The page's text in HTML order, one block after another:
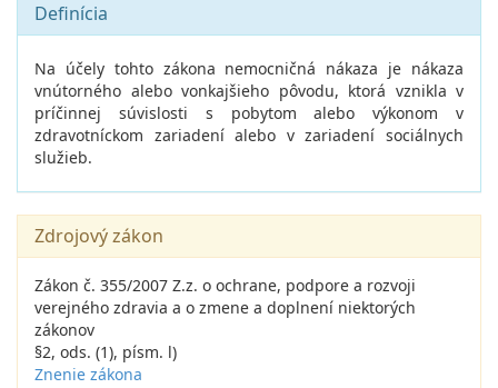
Definícia
Na účely tohto zákona nemocničná nákaza je nákaza
vnútorného alebo vonkajšieho pôvodu, ktorá vznikla v
príčinnej súvislosti s pobytom alebo výkonom v
zdravotníckom zariadení alebo v zariadení sociálnych
služieb.
Zdrojový zákon
Zákon č. 355/2007 Z.z. o ochrane, podpore a rozvoji
verejného zdravia a o zmene a doplnení niektorých
zákonov
§2, ods. (1), písm. l)
Znenie zákona